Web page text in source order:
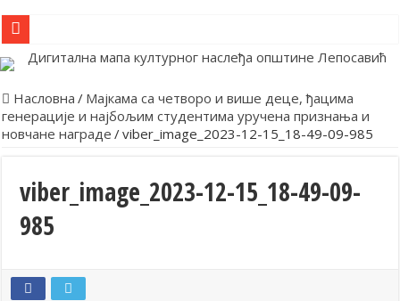
О Б А В Е Ш Т Е Њ Е
Обележена храмовна и општинска слава у Лепосавићу
Парастосом и полагањем венаца у Леосавићу обележена
Лепосавић прославио Светог Василија
Додела подстицаја за подршку развоју привреде и
Братске и пријатељске општине и грдови уручили поклон
Насловна / Мајкама са четворо и више деце, ђацима
генерације и најбољим студентима уручена признања и
новчане награде /viber_image_2023-12-15_18-49-09-985
viber_image_2023-12-15_18-49-09-
985